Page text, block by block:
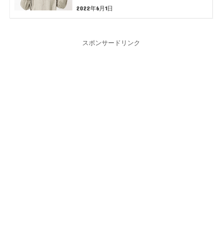
2022年6月1日
スポンサードリンク